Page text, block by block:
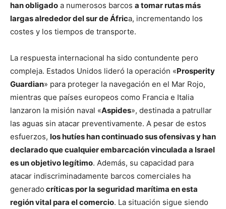
han obligado a numerosos barcos a tomar rutas más
largas alrededor del sur de África, incrementando los
costes y los tiempos de transporte.
La respuesta internacional ha sido contundente pero
compleja. Estados Unidos lideró la operación «Prosperity
Guardian» para proteger la navegación en el Mar Rojo,
mientras que países europeos como Francia e Italia
lanzaron la misión naval «Aspides», destinada a patrullar
las aguas sin atacar preventivamente. A pesar de estos
esfuerzos, los hutíes han continuado sus ofensivas y han
declarado que cualquier embarcación vinculada a Israel
es un objetivo legítimo. Además, su capacidad para
atacar indiscriminadamente barcos comerciales ha
generado críticas por la seguridad marítima en esta
región vital para el comercio. La situación sigue siendo